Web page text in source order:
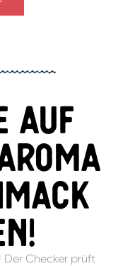
auf
Der Checker prüft